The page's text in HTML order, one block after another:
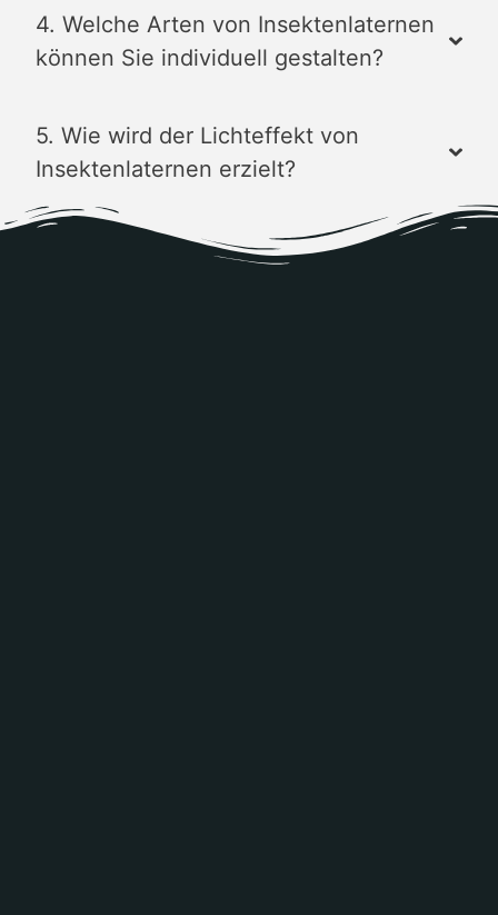
4. Welche Arten von Insektenlaternen
können Sie individuell gestalten?
5. Wie wird der Lichteffekt von
Insektenlaternen erzielt?